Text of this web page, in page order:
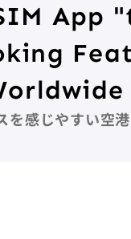
App
を感じやすい空